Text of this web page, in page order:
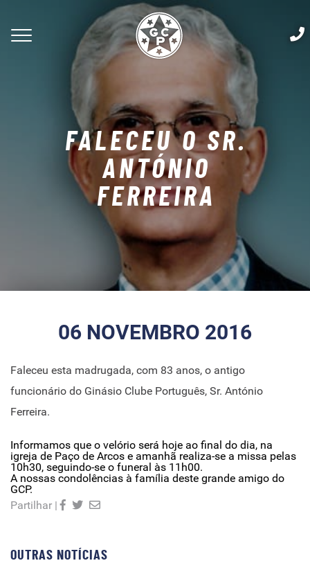
FALECEU O SR.
ANTÓNIO
FERREIRA
06 NOVEMBRO 2016
Faleceu esta madrugada, com 83 anos, o antigo
funcionário do Ginásio Clube Português, Sr. António
Ferreira.
Informamos que o velório será hoje ao final do dia, na
igreja de Paço de Arcos e amanhã realiza-se a missa pelas
10h30, seguindo-se o funeral às 11h00.
A nossas condolências à família deste grande amigo do
GCP.
Partilhar |
OUTRAS NOTÍCIAS